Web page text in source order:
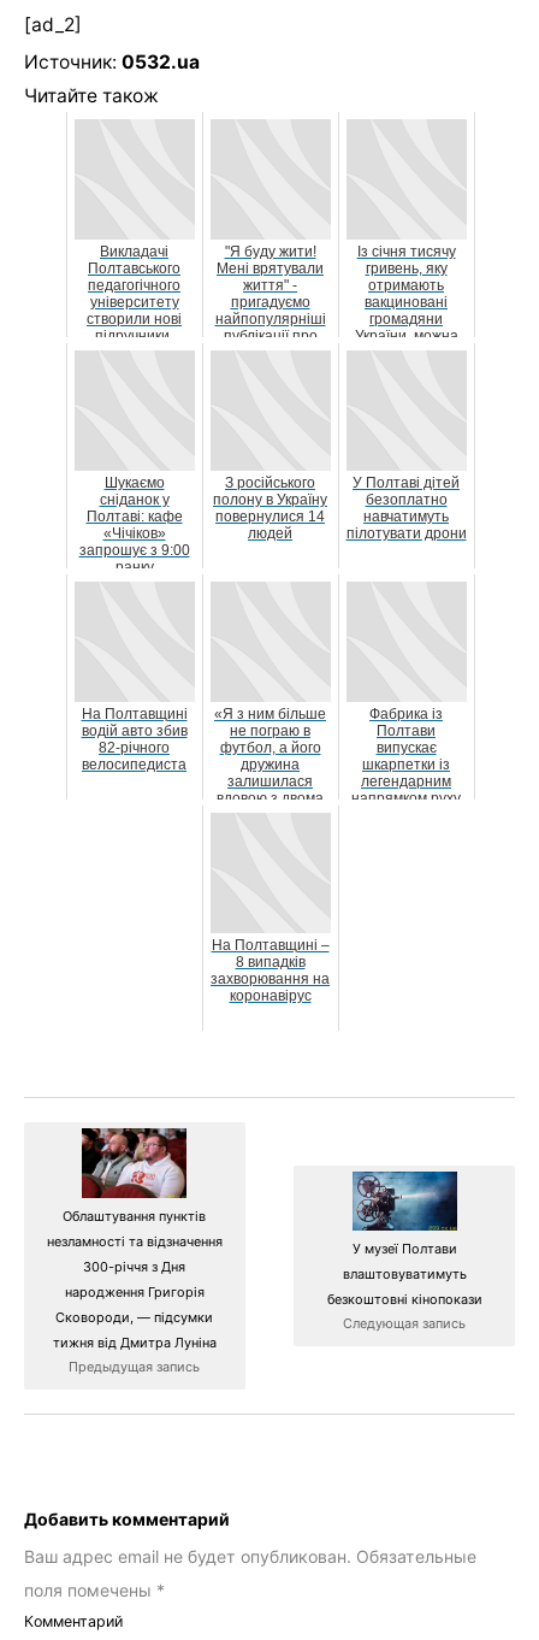
[ad_2]
Источник: 0532.ua
Читайте також
Викладачі
Полтавського
педагогічного
університету
створили нові
підручники,
рекомендовані
"Я буду жити!
Мені врятували
життя" -
пригадуємо
найпопулярніші
публікації про
полтавських...
Із січня тисячу
гривень, яку
отримають
вакциновані
громадяни
України, можна
буде витратити
Шукаємо
сніданок у
Полтаві: кафе
«Чічіков»
запрошує з 9:00
ранку
З російського
полону в Україну
повернулися 14
людей
У Полтаві дітей
безоплатно
навчатимуть
пілотувати дрони
На Полтавщині
водій авто збив
82-річного
велосипедиста
«Я з ним більше
не пограю в
футбол, а його
дружина
залишилася
вдовою з двома
маленькими
Фабрика із
Полтави
випускає
шкарпетки із
легендарним
напрямком руху
На Полтавщині –
8 випадків
захворювання на
коронавірус
Облаштування пунктів
незламності та відзначення
300-річчя з Дня
народження Григорія
Сковороди, — підсумки
тижня від Дмитра Луніна
Предыдущая запись
У музеї Полтави
влаштовуватимуть
безкоштовні кінопокази
Следующая запись
Добавить комментарий
Ваш адрес email не будет опубликован. Обязательные
поля помечены *
Комментарий